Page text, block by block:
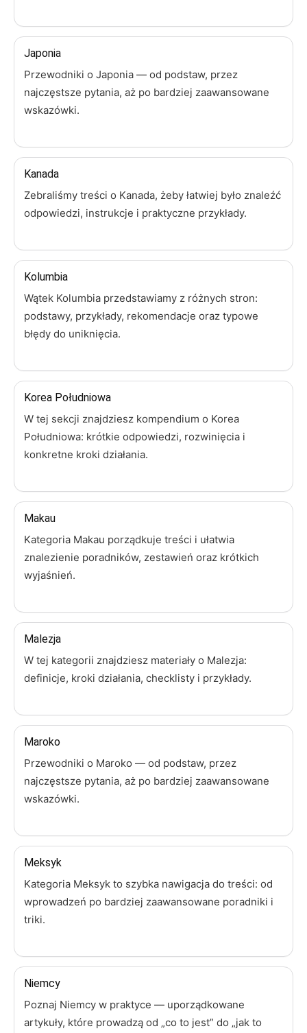
Japonia
Przewodniki o Japonia — od podstaw, przez
najczęstsze pytania, aż po bardziej zaawansowane
wskazówki.
Kanada
Zebraliśmy treści o Kanada, żeby łatwiej było znaleźć
odpowiedzi, instrukcje i praktyczne przykłady.
Kolumbia
Wątek Kolumbia przedstawiamy z różnych stron:
podstawy, przykłady, rekomendacje oraz typowe
błędy do uniknięcia.
Korea Południowa
W tej sekcji znajdziesz kompendium o Korea
Południowa: krótkie odpowiedzi, rozwinięcia i
konkretne kroki działania.
Makau
Kategoria Makau porządkuje treści i ułatwia
znalezienie poradników, zestawień oraz krótkich
wyjaśnień.
Malezja
W tej kategorii znajdziesz materiały o Malezja:
definicje, kroki działania, checklisty i przykłady.
Maroko
Przewodniki o Maroko — od podstaw, przez
najczęstsze pytania, aż po bardziej zaawansowane
wskazówki.
Meksyk
Kategoria Meksyk to szybka nawigacja do treści: od
wprowadzeń po bardziej zaawansowane poradniki i
triki.
Niemcy
Poznaj Niemcy w praktyce — uporządkowane
artykuły, które prowadzą od „co to jest” do „jak to